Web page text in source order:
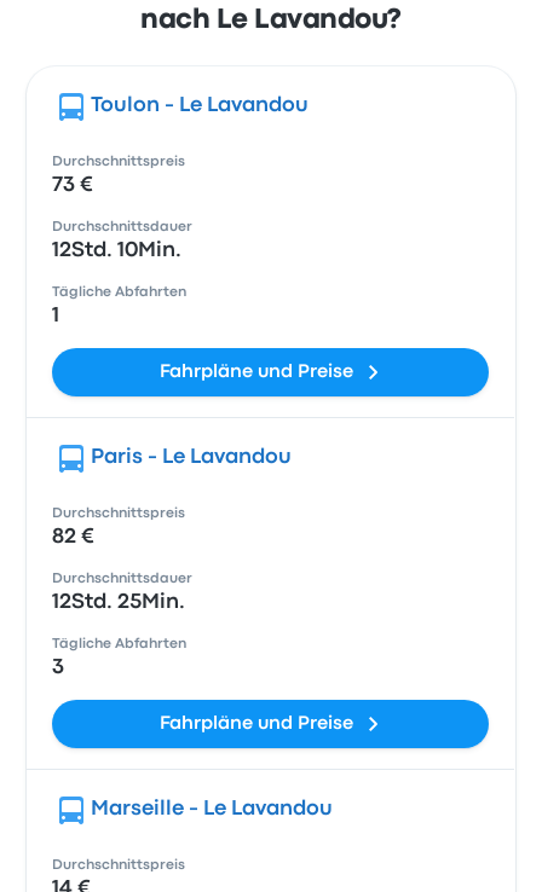
nach Le Lavandou?
Toulon - Le Lavandou
Durchschnittspreis
73 €
Durchschnittsdauer
12Std. 10Min.
Tägliche Abfahrten
1
Fahrpläne und Preise
Paris - Le Lavandou
Durchschnittspreis
82 €
Durchschnittsdauer
12Std. 25Min.
Tägliche Abfahrten
3
Fahrpläne und Preise
Marseille - Le Lavandou
Durchschnittspreis